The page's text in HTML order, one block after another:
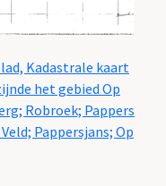
Kadastrale kaart
het gebied Op
Robroek; Pappers
Pappersjans; Op